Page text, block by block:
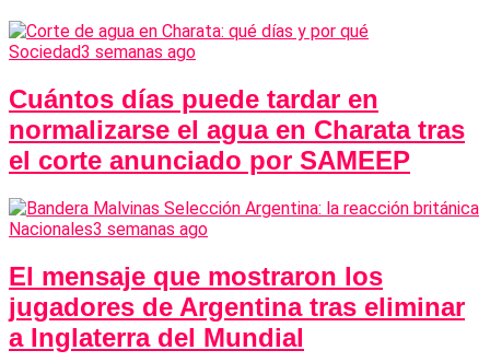
Sociedad3 semanas ago
Cuántos días puede tardar en
normalizarse el agua en Charata tras
el corte anunciado por SAMEEP
Nacionales3 semanas ago
El mensaje que mostraron los
jugadores de Argentina tras eliminar
a Inglaterra del Mundial